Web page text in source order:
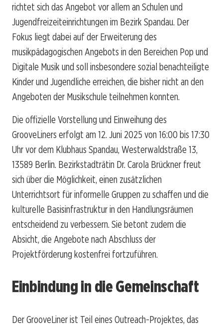
richtet sich das Angebot vor allem an Schulen und
Jugendfreizeiteinrichtungen im Bezirk Spandau. Der
Fokus liegt dabei auf der Erweiterung des
musikpädagogischen Angebots in den Bereichen Pop und
Digitale Musik und soll insbesondere sozial benachteiligte
Kinder und Jugendliche erreichen, die bisher nicht an den
Angeboten der Musikschule teilnehmen konnten.
Die offizielle Vorstellung und Einweihung des
GrooveLiners erfolgt am 12. Juni 2025 von 16:00 bis 17:30
Uhr vor dem Klubhaus Spandau, Westerwaldstraße 13,
13589 Berlin. Bezirkstadträtin Dr. Carola Brückner freut
sich über die Möglichkeit, einen zusätzlichen
Unterrichtsort für informelle Gruppen zu schaffen und die
kulturelle Basisinfrastruktur in den Handlungsräumen
entscheidend zu verbessern. Sie betont zudem die
Absicht, die Angebote nach Abschluss der
Projektförderung kostenfrei fortzuführen.
Einbindung in die Gemeinschaft
Der GrooveLiner ist Teil eines Outreach-Projektes, das